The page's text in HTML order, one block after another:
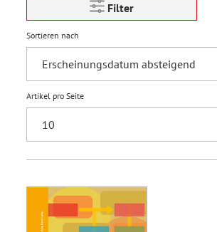
Filter
Sortieren nach
Artikel pro Seite